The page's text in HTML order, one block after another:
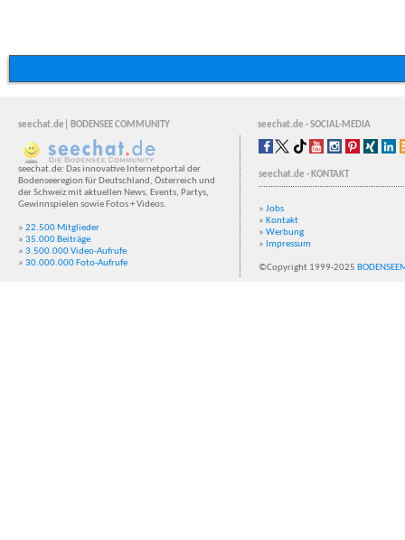
seechat.de| BODENSEE COMMUNITY seechat.de - SOCIAL-MEDIA
seechat.de: Das innovative Internetportal der
Bodenseeregion für Deutschland, Österreich und
der Schweiz mit aktuellen News, Events, Partys,
Gewinnspielen sowie Fotos + Videos.
» 22.500 Mitglieder
» 35.000 Beiträge
» 3.500.000 Video-Aufrufe
» 30.000.000 Foto-Aufrufe
seechat.de - KONTAKT
» Jobs
» Kontakt
» Werbung
» Impressum
©Copyright 1999-2025